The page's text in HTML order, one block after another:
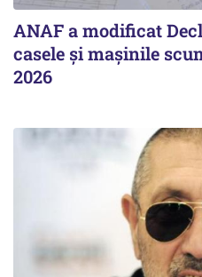
ANAF a modificat
casele și mașinile
2026